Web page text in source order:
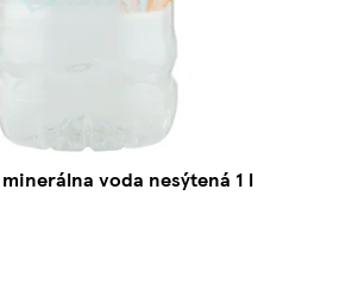
voda nesýtená 1 l